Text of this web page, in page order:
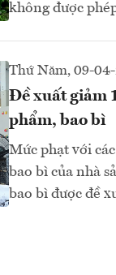
không được
Thứ Năm, 09-
Đề xuất giảm
phẩm, bao bì
Mức phạt với
bao bì của nhà
bao bì được đề